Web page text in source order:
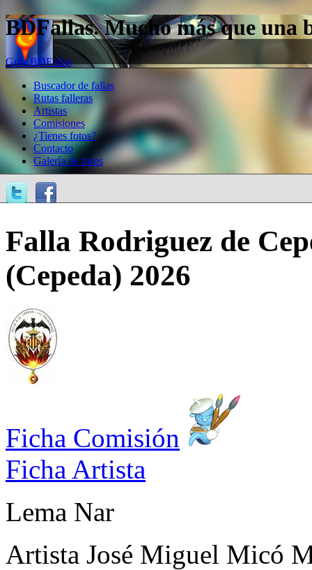
BDFallas. Mucho más que una
Guía BDFallas
Buscador de fallas
Rutas falleras
Artistas
Comisiones
¿Tienes fotos?
Contacto
Galería de fotos
Falla Rodriguez de
(Cepeda) 2026
Ficha Comisión
Ficha Artista
Lema Nar
Artista José Miguel Micó